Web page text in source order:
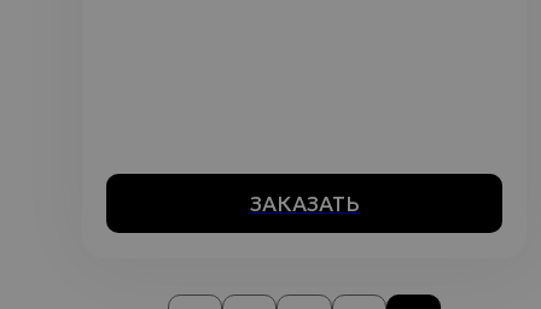
ЗАКАЗАТЬ